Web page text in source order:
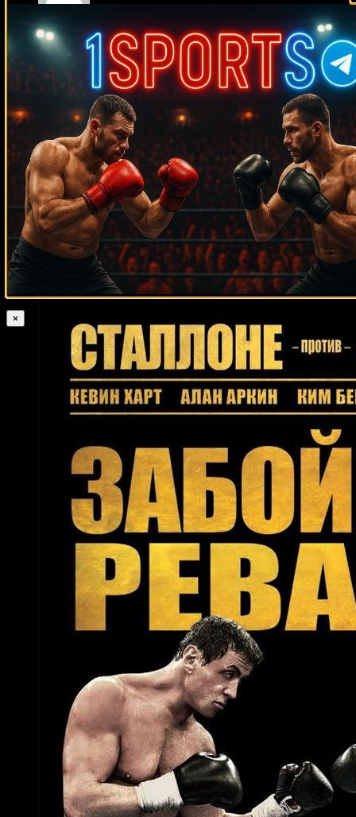
Medik on
Смотреть UFC 322 Делла Маддалена –
Махачев
Случайные боксеры
Ладислао Михангос Хосе Рибальта Рейнанте Джамили Даллас
Варгас
Эктор Камачо Артем Дамковский
Хуан Ласкано
Винни Маддалоне Джейсон Уоллер Насрат Хакпараст
Альберто
Мартинес
Джо Джонсон Вилли Бесманофф Ангел Алдама Токер
Падвилл Майк Перес Ховард Истман Иржи Прохазка
Тед Гуллик
Девин Хейни Исаак Крус Энтони Дэвис
Франсиско Родригес
Консепсьон Веласкес Джон Молина-младший Дэниэл Брюэр Ивица
Бакурин Лора Рэмси Руслан Чагаев Дуайт Мохаммед Кави Майкл
Доукс Хуан Мануэль Маркес Хайме Рохас
Эдди Чемберс
Ромуло Коасича Элайджа Тиллери Рэй Оливейра
Ибрагим Магомедов
Даг Дэуитт Линдон Артур Крис Ханикатт
Лолито Лароа
Сезар Моралес Витор Джонс Фрейтас
×